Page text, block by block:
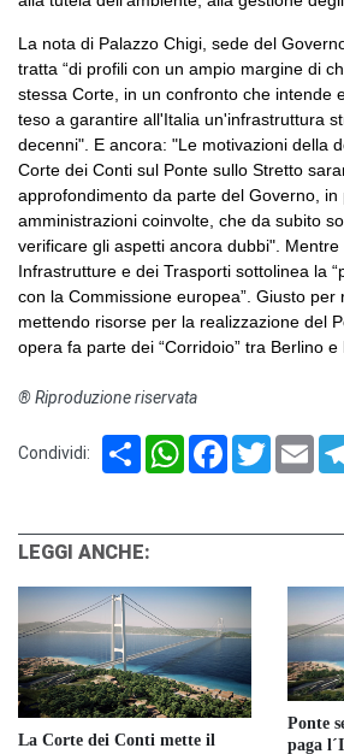
La nota di Palazzo Chigi, sede del
tratta “di profili con un ampio margine di
stessa Corte, in un confronto che intende
teso a garantire all'Italia un'infrastruttura
decenni". E ancora: "Le motivazioni della
Corte dei Conti sul Ponte sullo Stretto
approfondimento da parte del Governo, in
amministrazioni coinvolte, che da subito
verificare gli aspetti ancora dubbi".
Infrastrutture e dei Trasporti sottolinea la
con la Commissione europea”. Giusto per
mettendo risorse per la realizzazione del
opera fa parte dei “Corridoio” tra Berlino e
® Riproduzione riservata
Condividi: Share WhatsAppFacebook
Twitter
LEGGI ANCHE:
La Corte dei Conti mette il
Ponte
paga